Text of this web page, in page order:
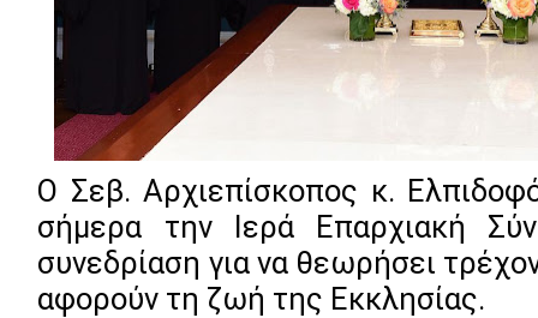
Ο Σεβ. Αρχιεπίσκοπος κ.
σήμερα την Ιερά Επαρχιακή
συνεδρίαση για να θεωρήσει
αφορούν τη ζωή της Εκκλησίας.